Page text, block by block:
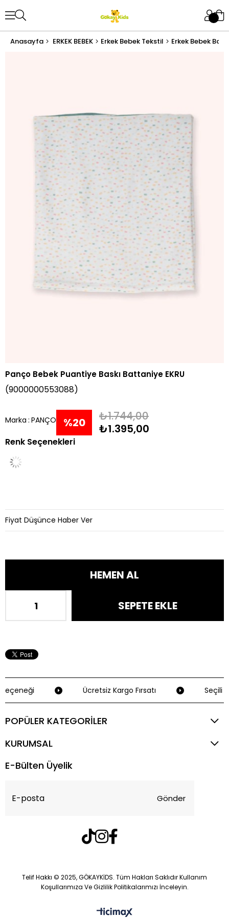
Anasayfa ERKEK BEBEK Erkek Bebek Tekstil Erkek Bebek
Panço Bebek Puantiye Baskı Battaniye EKRU
(9000000553088)
Marka : PANÇO %20
İndirim
₺1.744,00
₺1.395,00
Renk Seçenekleri
Fiyat Düşünce Haber Ver
Ücretsiz Kargo Fırsatı Seçili
POPÜLER KATEGORİLER
KURUMSAL
E-Bülten Üyelik
Gönder
Telif Hakkı © 2025, GÖKAYKİDS. Tüm Hakları Saklıdır Kullanım
Koşullarımıza Ve Gizlilik Politikalarımızı İnceleyin.